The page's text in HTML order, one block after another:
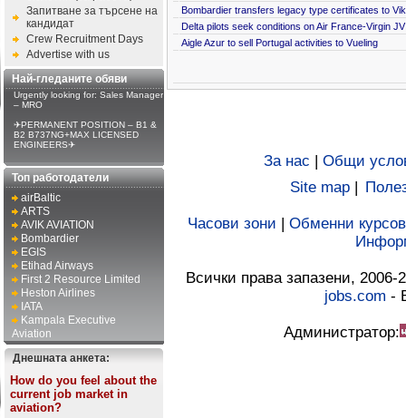
Запитване за търсене на
кандидат
Crew Recruitment Days
Advertise with us
Най-гледаните обяви
Urgently looking for: Sales Manager
– MRO
✈PERMANENT POSITION – B1 &
B2 B737NG+MAX LICENSED
ENGINEERS✈
Топ работодатели
airBaltic
ARTS
AVIK AVIATION
Bombardier
EGIS
Etihad Airways
First 2 Resource Limited
Heston Airlines
IATA
Kampala Executive
Aviation
Днешната анкета:
How do you feel about the
current job market in
aviation?
Bombardier transfers legacy type certificates to
Delta pilots seek conditions on Air France-Virgin JV
Aigle Azur to sell Portugal activities to Vueling
За нас | Общи
Site map |
Часови зони | Обменни
Всички права запазени,
jobs.com -
Администратор: